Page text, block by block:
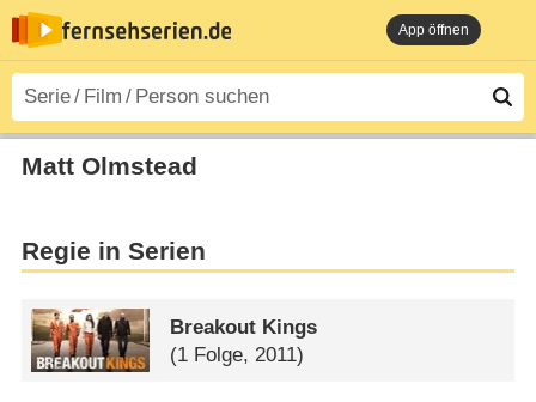
App öffnen
Matt Olmstead
Regie in Serien
Breakout Kings
(1 Folge, 2011)